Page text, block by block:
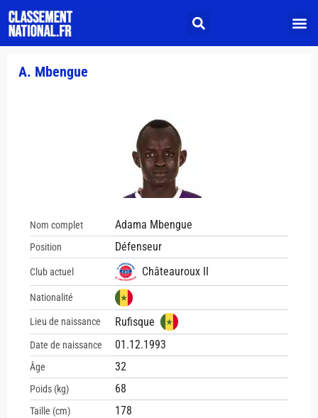
A. Mbengue
Nom complet Adama Mbengue
Position Défenseur
Club actuel Châteauroux II
Nationalité
Lieu de naissance Rufisque
Date de naissance 01.12.1993
Âge 32
Poids (kg) 68
Taille (cm) 178